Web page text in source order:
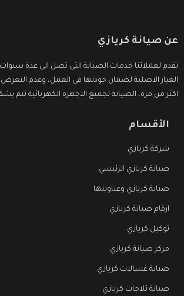
عن صيانة كريازي
نقدم لعملائنا خدمات الصيانة التى تصل الى عدة
الغيار الاصلية لضمان جودتها فى العمل، وعدم
اكثر من مرة، الصيانة لجميع الاجهزة الكهربائية تتم
الأقسام
شركة كريازي
صيانة كريازي الرئيسي
صيانة كريازي وعناوينها
ارقام صيانة كريازي
توكيل كريازي
مركز صيانة كريازي
صيانة غسالات كريازي
صيانة ثلاجات كريازي